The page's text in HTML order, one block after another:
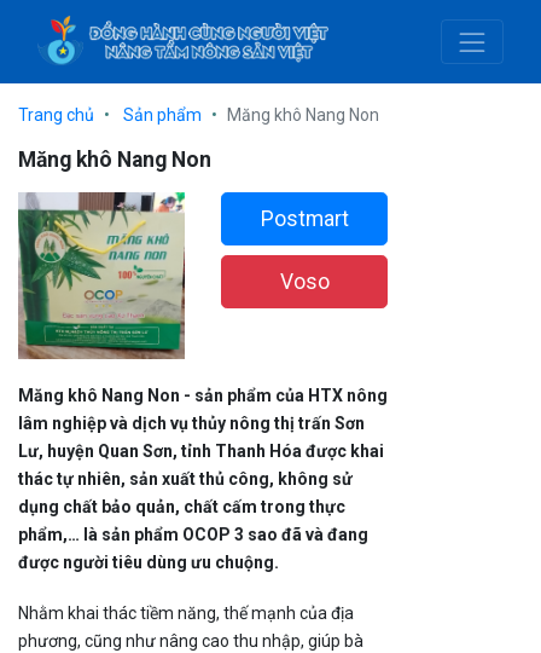
Trang chủ Sản phẩm Măng khô Nang Non
Măng khô Nang Non
Postmart
Voso
Măng khô Nang Non - sản phẩm của HTX nông
lâm nghiệp và dịch vụ thủy nông thị trấn Sơn
Lư, huyện Quan Sơn, tỉnh Thanh Hóa được khai
thác tự nhiên, sản xuất thủ công, không sử
dụng chất bảo quản, chất cấm trong thực
phẩm,… là sản phẩm OCOP 3 sao đã và đang
được người tiêu dùng ưu chuộng.
Nhằm khai thác tiềm năng, thế mạnh của địa
phương, cũng như nâng cao thu nhập, giúp bà